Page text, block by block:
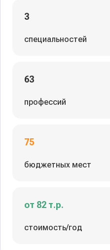
3
специальностей
63
профессий
75
бюджетных мест
от 82 т.р.
стоимость/год